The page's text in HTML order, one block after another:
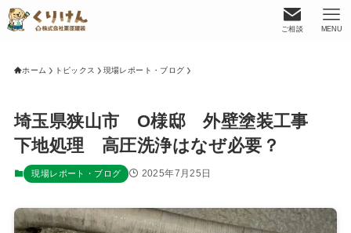
ご相談 MENU
ホーム トピックス 現場レポート・ブログ
埼玉県狭山市 O様邸 外壁塗装工事
下地処理 高圧洗浄はなぜ必要？
現場レポート・ブログ 2025年7月25日